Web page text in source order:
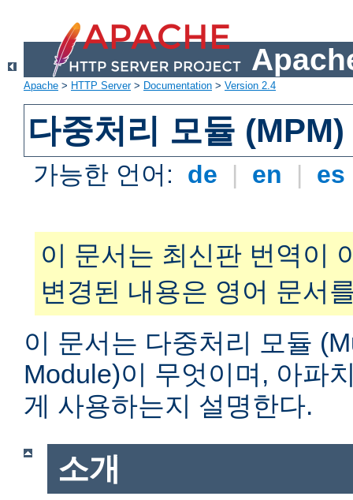
Apache > HTTP Server> Documentation > Version 2.4
다중처리 모듈 (MPM)
가능한 언어: de | en | es
이 문서는 최신판 번역이
변경된 내용은 영어 문서
이 문서는 다중처리 모듈
Module)이 무엇이며, 아파
게 사용하는지 설명한다.
소개